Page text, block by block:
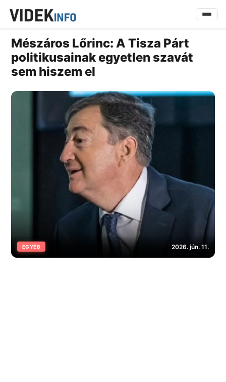
Mészáros Lőrinc: A Tisza Párt
politikusainak egyetlen szavát
sem hiszem el
EGYÉB 2026. jún. 11.